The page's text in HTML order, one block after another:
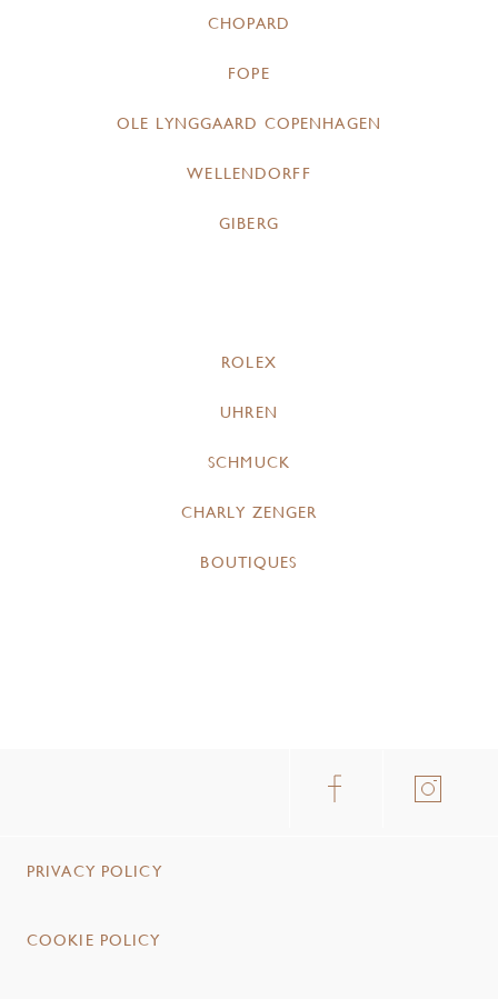
CHOPARD
FOPE
OLE LYNGGAARD COPENHAGEN
WELLENDORFF
GIBERG
ROLEX
UHREN
SCHMUCK
CHARLY ZENGER
BOUTIQUES
PRIVACY POLICY
COOKIE POLICY